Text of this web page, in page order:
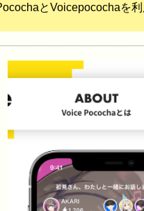
とVoicepocochaを